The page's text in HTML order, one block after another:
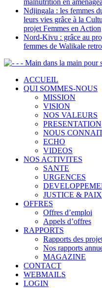
malnutrition en
Ndjingala : les femmes
leurs vies grâce à la
projet Femmes en Action
Nord-Kivu : grâce au
femmes de Walikale
- - Main dans la main pour
ACCUEIL
QUI SOMMES-NOUS
MISSION
VISION
NOS VALEURS
PRESENTATION
NOUS
ECHO
VIDEOS
NOS ACTIVITES
SANTE
URGENCES
JUSTICE & PAIX
OFFRES
Offres d’emploi
Appels d’offres
RAPPORTS
Rapports des
Nos rapports
MAGAZINE
CONTACT
WEBMAILS
LOGIN